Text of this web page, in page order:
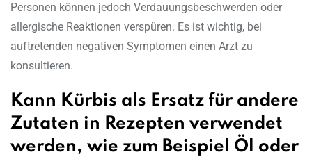
Personen können jedoch Verdauungsbeschwerden oder
allergische Reaktionen verspüren. Es ist wichtig, bei
auftretenden negativen Symptomen einen Arzt zu
konsultieren.
Kann Kürbis als Ersatz für andere
Zutaten in Rezepten verwendet
werden, wie zum Beispiel Öl oder